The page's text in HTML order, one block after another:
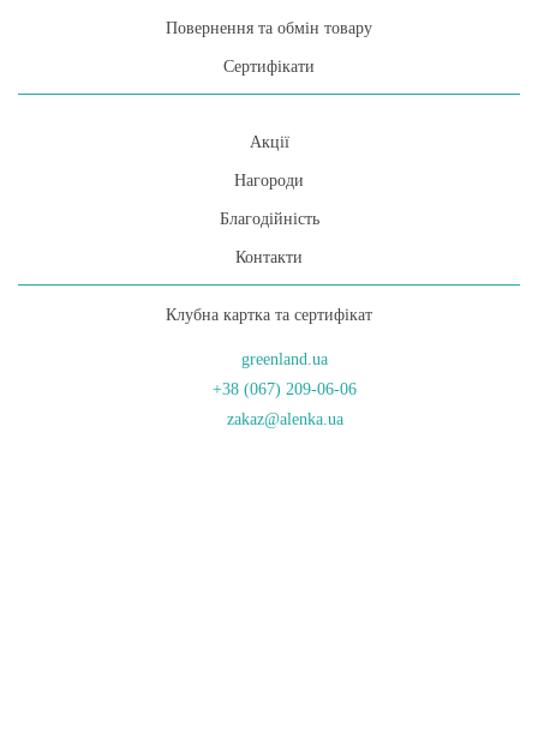
Повернення та обмін товару
Сертифікати
Акції
Нагороди
Благодійність
Контакти
Клубна картка та сертифікат
greenland.ua
+38 (067) 209-06-06
zakaz@alenka.ua